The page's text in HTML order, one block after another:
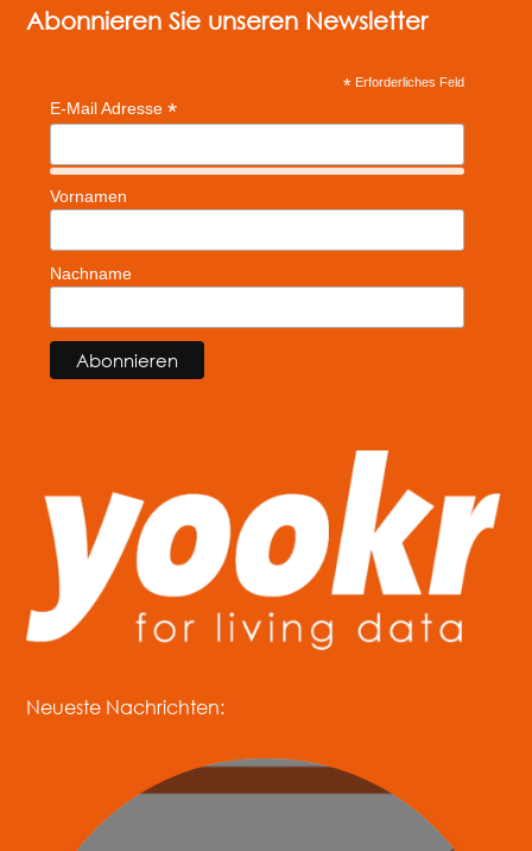
Abonnieren Sie unseren Newsletter
* Erforderliches Feld
E-Mail Adresse*
Vornamen
Nachname
Neueste Nachrichten: